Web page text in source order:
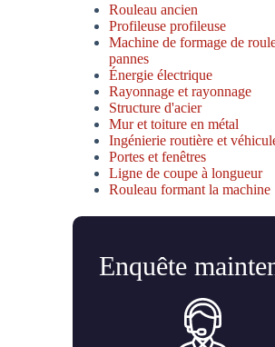
Rouleau ancien
Profileuse profileuse
Machine de formage de
pannes
Énergie électrique
Rayonnage et rayonnage
Structure d'acier
Mur et toiture en métal
Ingénierie routière et
Portes et fenêtres
Ligne de coupe à longueur
Rouleau formant la machine
Enquête